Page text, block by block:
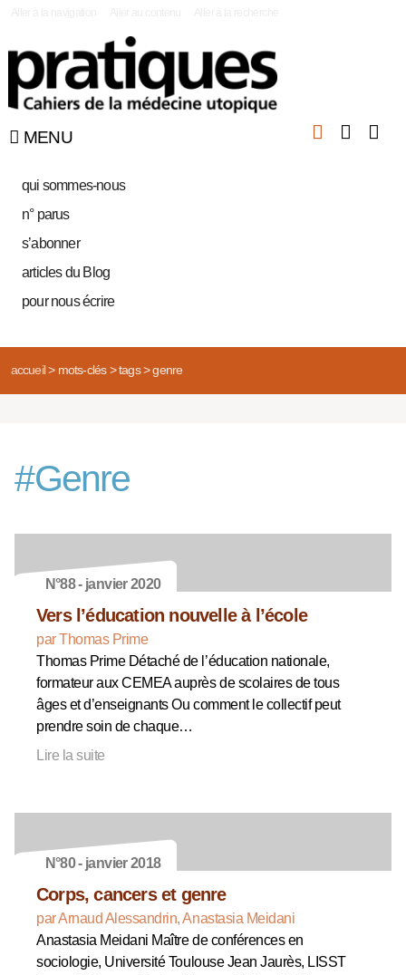
MENU
qui sommes-nous
n° parus
s’abonner
articles du Blog
pour nous écrire
accueil> mots-clés> tags> genre
#Genre
N°88 - janvier 2020
Vers l’éducation nouvelle à l’école
par Thomas Prime
Thomas Prime Détaché de l’éducation nationale,
formateur aux CEMEA auprès de scolaires de tous
âges et d’enseignants Ou comment le collectif peut
prendre soin de chaque…
Lire la suite
N°80 - janvier 2018
Corps, cancers et genre
par Arnaud Alessandrin, Anastasia Meidani
Anastasia Meidani Maître de conférences en
sociologie, Université Toulouse Jean Jaurès, LISST